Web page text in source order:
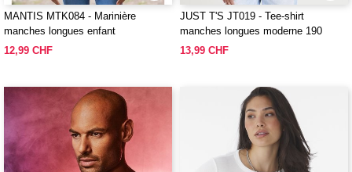
MANTIS MTK084 - Marinière
manches longues enfant
12,99 CHF
JUST T'S JT019 - Tee-shirt
manches longues moderne 190
13,99 CHF